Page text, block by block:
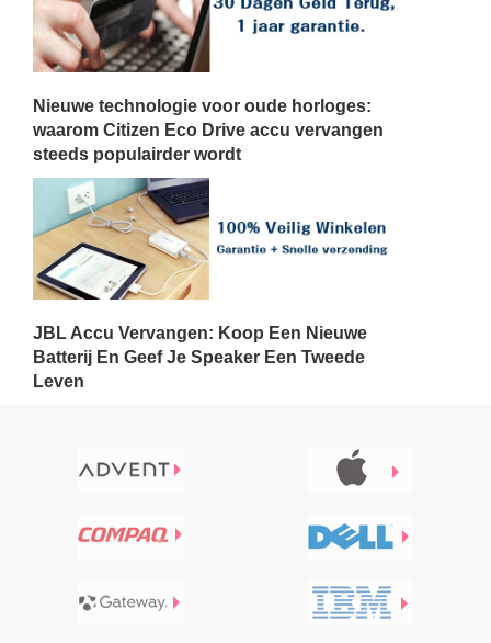
Nieuwe technologie voor oude horloges:
waarom Citizen Eco Drive accu vervangen
steeds populairder wordt
JBL Accu Vervangen: Koop Een Nieuwe
Batterij En Geef Je Speaker Een Tweede
Leven